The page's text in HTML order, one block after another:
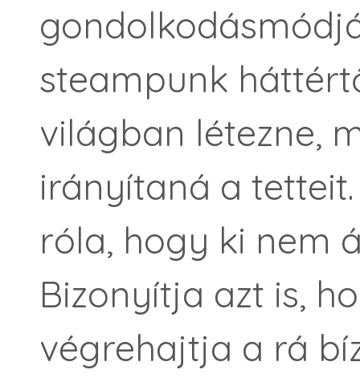
steampunk
világban létezne,
irányítaná a
róla, hogy ki nem
Bizonyítja azt is,
végrehajtja a rá